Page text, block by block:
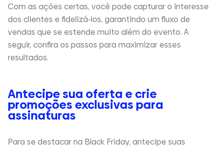
Com as ações certas, você pode capturar o interesse
dos clientes e fidelizá-los, garantindo um fluxo de
vendas que se estende muito além do evento. A
seguir, confira os passos para maximizar esses
resultados.
Antecipe sua oferta e crie
promoções exclusivas para
assinaturas
Para se destacar na Black Friday, antecipe suas